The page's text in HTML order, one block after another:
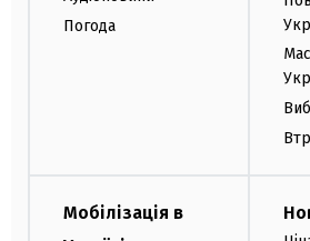
Погода
Мобілізація в